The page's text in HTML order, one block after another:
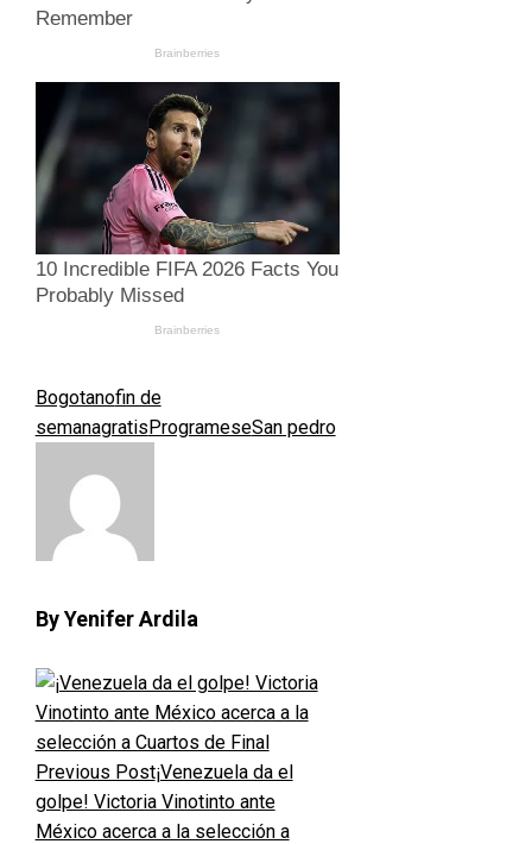
Bogotanofin de
semanagratisProgrameseSan pedro
By Yenifer Ardila
Previous Post¡Venezuela da el
golpe! Victoria Vinotinto ante
México acerca a la selección a